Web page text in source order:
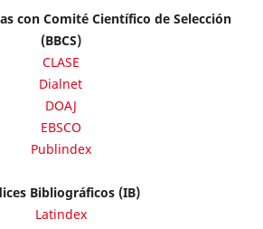
con Comité Científico de Selección
(BBCS)
CLASE
Dialnet
DOAJ
EBSCO
Publindex
Bibliográficos (IB)
Latindex